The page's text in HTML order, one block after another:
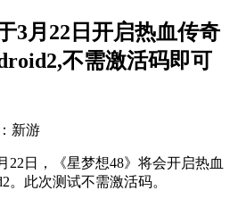
3月22日开启热血传奇
不需激活码即可
新游
22日，《星梦想48》将会开启热血
。此次测试不需激活码。